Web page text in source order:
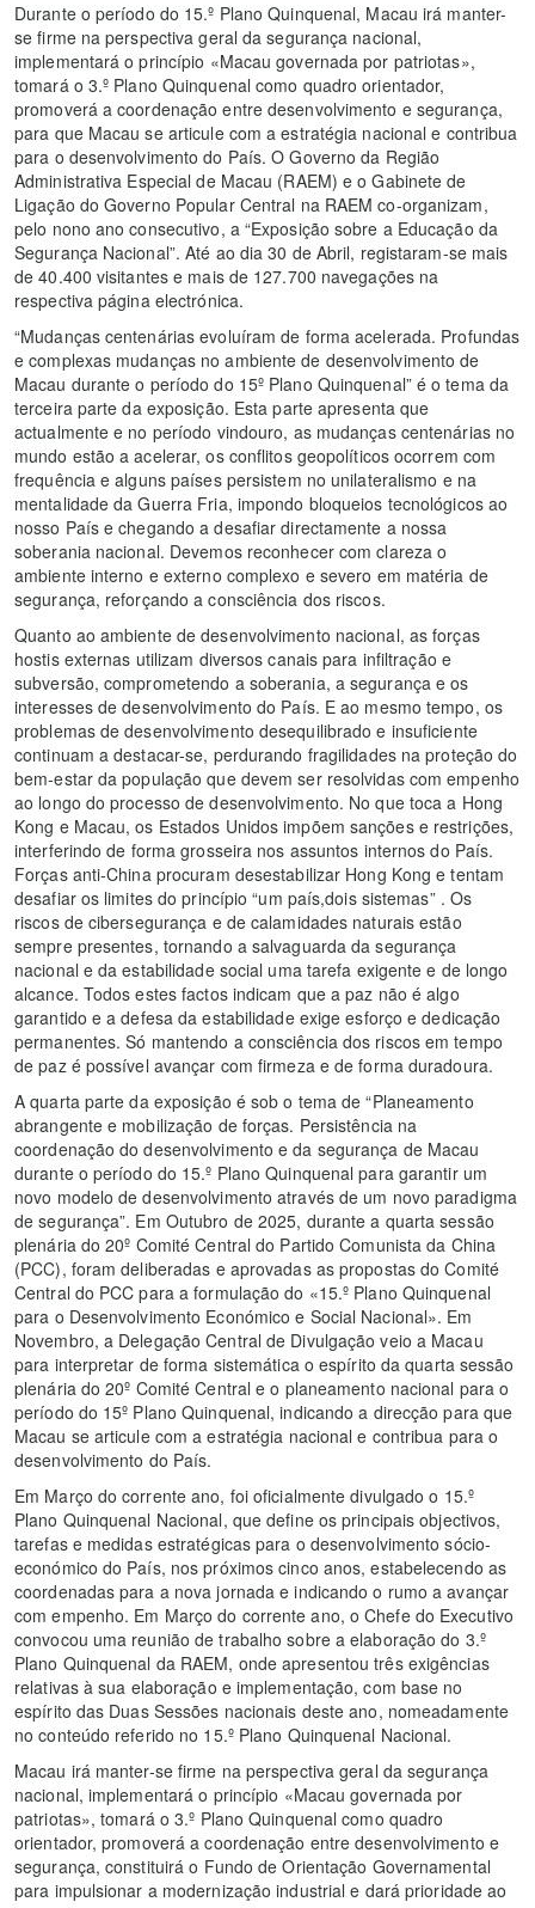
Durante o período do 15.º Plano Quinquenal, Macau irá manter-
se firme na perspectiva geral da segurança nacional,
implementará o princípio «Macau governada por patriotas»,
tomará o 3.º Plano Quinquenal como quadro orientador,
promoverá a coordenação entre desenvolvimento e segurança,
para que Macau se articule com a estratégia nacional e contribua
para o desenvolvimento do País. O Governo da Região
Administrativa Especial de Macau (RAEM) e o Gabinete de
Ligação do Governo Popular Central na RAEM co-organizam,
pelo nono ano consecutivo, a “Exposição sobre a Educação da
Segurança Nacional”. Até ao dia 30 de Abril, registaram-se mais
de 40.400 visitantes e mais de 127.700 navegações na
respectiva página electrónica.
“Mudanças centenárias evoluíram de forma acelerada. Profundas
e complexas mudanças no ambiente de desenvolvimento de
Macau durante o período do 15º Plano Quinquenal” é o tema da
terceira parte da exposição. Esta parte apresenta que
actualmente e no período vindouro, as mudanças centenárias no
mundo estão a acelerar, os conflitos geopolíticos ocorrem com
frequência e alguns países persistem no unilateralismo e na
mentalidade da Guerra Fria, impondo bloqueios tecnológicos ao
nosso País e chegando a desafiar directamente a nossa
soberania nacional. Devemos reconhecer com clareza o
ambiente interno e externo complexo e severo em matéria de
segurança, reforçando a consciência dos riscos.
Quanto ao ambiente de desenvolvimento nacional, as forças
hostis externas utilizam diversos canais para infiltração e
subversão, comprometendo a soberania, a segurança e os
interesses de desenvolvimento do País. E ao mesmo tempo, os
problemas de desenvolvimento desequilibrado e insuficiente
continuam a destacar-se, perdurando fragilidades na proteção do
bem-estar da população que devem ser resolvidas com empenho
ao longo do processo de desenvolvimento. No que toca a Hong
Kong e Macau, os Estados Unidos impõem sanções e restrições,
interferindo de forma grosseira nos assuntos internos do País.
Forças anti-China procuram desestabilizar Hong Kong e tentam
desafiar os limites do princípio “um país,dois sistemas” . Os
riscos de cibersegurança e de calamidades naturais estão
sempre presentes, tornando a salvaguarda da segurança
nacional e da estabilidade social uma tarefa exigente e de longo
alcance. Todos estes factos indicam que a paz não é algo
garantido e a defesa da estabilidade exige esforço e dedicação
permanentes. Só mantendo a consciência dos riscos em tempo
de paz é possível avançar com firmeza e de forma duradoura.
A quarta parte da exposição é sob o tema de “Planeamento
abrangente e mobilização de forças. Persistência na
coordenação do desenvolvimento e da segurança de Macau
durante o período do 15.º Plano Quinquenal para garantir um
novo modelo de desenvolvimento através de um novo paradigma
de segurança”. Em Outubro de 2025, durante a quarta sessão
plenária do 20º Comité Central do Partido Comunista da China
(PCC), foram deliberadas e aprovadas as propostas do Comité
Central do PCC para a formulação do «15.º Plano Quinquenal
para o Desenvolvimento Económico e Social Nacional». Em
Novembro, a Delegação Central de Divulgação veio a Macau
para interpretar de forma sistemática o espírito da quarta sessão
plenária do 20º Comité Central e o planeamento nacional para o
período do 15º Plano Quinquenal, indicando a direcção para que
Macau se articule com a estratégia nacional e contribua para o
desenvolvimento do País.
Em Março do corrente ano, foi oficialmente divulgado o 15.º
Plano Quinquenal Nacional, que define os principais objectivos,
tarefas e medidas estratégicas para o desenvolvimento sócio-
económico do País, nos próximos cinco anos, estabelecendo as
coordenadas para a nova jornada e indicando o rumo a avançar
com empenho. Em Março do corrente ano, o Chefe do Executivo
convocou uma reunião de trabalho sobre a elaboração do 3.º
Plano Quinquenal da RAEM, onde apresentou três exigências
relativas à sua elaboração e implementação, com base no
espírito das Duas Sessões nacionais deste ano, nomeadamente
no conteúdo referido no 15.º Plano Quinquenal Nacional.
Macau irá manter-se firme na perspectiva geral da segurança
nacional, implementará o princípio «Macau governada por
patriotas», tomará o 3.º Plano Quinquenal como quadro
orientador, promoverá a coordenação entre desenvolvimento e
segurança, constituirá o Fundo de Orientação Governamental
para impulsionar a modernização industrial e dará prioridade ao